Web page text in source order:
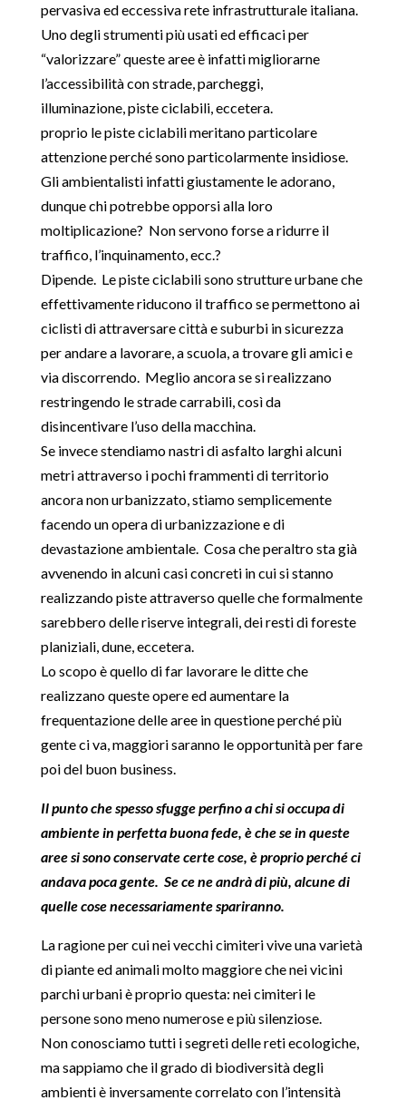
pervasiva ed eccessiva rete infrastrutturale italiana.
Uno degli strumenti più usati ed efficaci per
“valorizzare” queste aree è infatti migliorarne
l’accessibilità con strade, parcheggi,
illuminazione, piste ciclabili, eccetera.
proprio le piste ciclabili meritano particolare
attenzione perché sono particolarmente insidiose.
Gli ambientalisti infatti giustamente le adorano,
dunque chi potrebbe opporsi alla loro
moltiplicazione? Non servono forse a ridurre il
traffico, l’inquinamento, ecc.?
Dipende. Le piste ciclabili sono strutture urbane che
effettivamente riducono il traffico se permettono ai
ciclisti di attraversare città e suburbi in sicurezza
per andare a lavorare, a scuola, a trovare gli amici e
via discorrendo. Meglio ancora se si realizzano
restringendo le strade carrabili, così da
disincentivare l’uso della macchina.
Se invece stendiamo nastri di asfalto larghi alcuni
metri attraverso i pochi frammenti di territorio
ancora non urbanizzato, stiamo semplicemente
facendo un opera di urbanizzazione e di
devastazione ambientale. Cosa che peraltro sta già
avvenendo in alcuni casi concreti in cui si stanno
realizzando piste attraverso quelle che formalmente
sarebbero delle riserve integrali, dei resti di foreste
planiziali, dune, eccetera.
Lo scopo è quello di far lavorare le ditte che
realizzano queste opere ed aumentare la
frequentazione delle aree in questione perché più
gente ci va, maggiori saranno le opportunità per fare
poi del buon business.
Il punto che spesso sfugge perfino a chi si occupa di
ambiente in perfetta buona fede, è che se in queste
aree si sono conservate certe cose, è proprio perché ci
andava poca gente. Se ce ne andrà di più, alcune di
quelle cose necessariamente spariranno.
La ragione per cui nei vecchi cimiteri vive una varietà
di piante ed animali molto maggiore che nei vicini
parchi urbani è proprio questa: nei cimiteri le
persone sono meno numerose e più silenziose.
Non conosciamo tutti i segreti delle reti ecologiche,
ma sappiamo che il grado di biodiversità degli
ambienti è inversamente correlato con l’intensità